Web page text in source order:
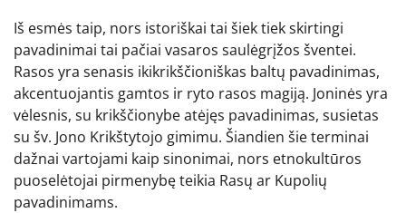
Iš esmės taip, nors istoriškai tai šiek tiek skirtingi
pavadinimai tai pačiai vasaros saulėgrįžos šventei.
Rasos yra senasis ikikrikščioniškas baltų pavadinimas,
akcentuojantis gamtos ir ryto rasos magiją. Joninės yra
vėlesnis, su krikščionybe atėjęs pavadinimas, susietas
su šv. Jono Krikštytojo gimimu. Šiandien šie terminai
dažnai vartojami kaip sinonimai, nors etnokultūros
puoselėtojai pirmenybę teikia Rasų ar Kupolių
pavadinimams.